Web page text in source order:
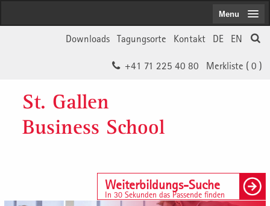
EN
DE
Kontakt
Tagungsorte
Downloads
Merkliste ( 0 )
+41 71 225 40 80
St. Gallen
Business School
Weiterbildungs-Suche
In 30 Sekunden das Passende finden
Menu